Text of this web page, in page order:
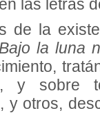
las letras
de la
la luna
y sobre
y otros,